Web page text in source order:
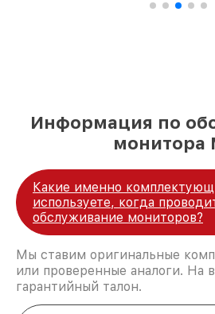
Информация по
монитора
Какие именно
используете, когда
обслуживание мониторов?
Мы ставим оригинальные
или проверенные аналоги. На
гарантийный талон.